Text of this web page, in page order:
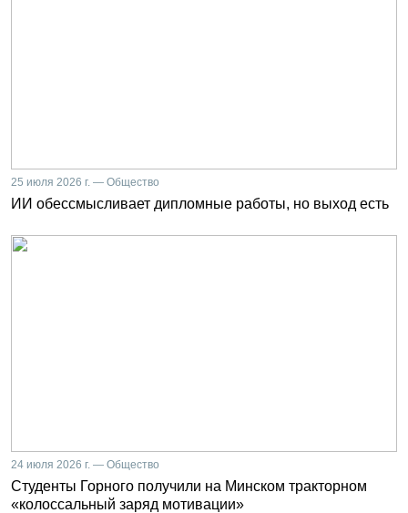
25 июля 2026 г. — Общество
ИИ обессмысливает дипломные работы, но выход есть
24 июля 2026 г. — Общество
Студенты Горного получили на Минском тракторном
«колоссальный заряд мотивации»